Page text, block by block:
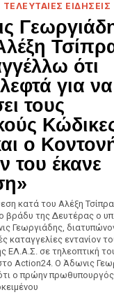
ΤΕΛΕΥΤΑΙΕΣ ΕΙΔΗΣΕΙΣ
ότι
για να
τους
ο
του έκανε
κατά του Αλέξη Τσίπρα
βράδυ της Δευτέρας ο
Γεωργιάδης,
καταγγελίες εντανίον
ΕΛ.Α.Σ. σε τηλεοπτική
Action24. Ο Άδωνις
ο πρώην